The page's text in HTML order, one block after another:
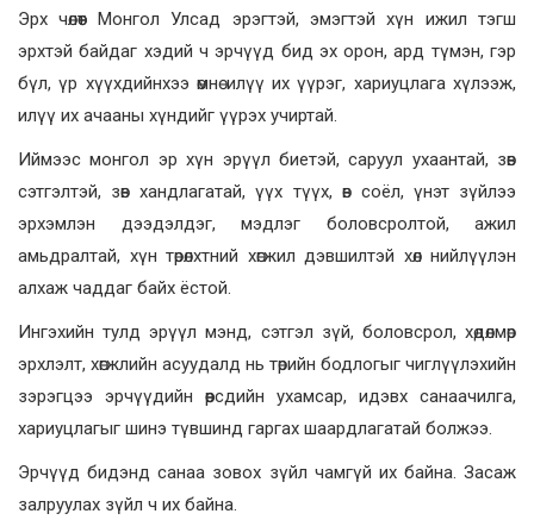
Эрх чөлөөт Монгол Улсад эрэгтэй, эмэгтэй хүн ижил тэгш
эрхтэй байдаг хэдий ч эрчүүд бид эх орон, ард түмэн, гэр
бүл, үр хүүхдийнхээ өмнө илүү их үүрэг, хариуцлага хүлээж,
илүү их ачааны хүндийг үүрэх учиртай.
Иймээс монгол эр хүн эрүүл биетэй, саруул ухаантай, зөв
сэтгэлтэй, зөв хандлагатай, үүх түүх, өв соёл, үнэт зүйлээ
эрхэмлэн дээдэлдэг, мэдлэг боловсролтой, ажил
амьдралтай, хүн төрөлхтний хөгжил дэвшилтэй хөл нийлүүлэн
алхаж чаддаг байх ёстой.
Ингэхийн тулд эрүүл мэнд, сэтгэл зүй, боловсрол, хөдөлмөр
эрхлэлт, хөгжлийн асуудалд нь төрийн бодлогыг чиглүүлэхийн
зэрэгцээ эрчүүдийн өөрсдийн ухамсар, идэвх санаачилга,
хариуцлагыг шинэ түвшинд гаргах шаардлагатай болжээ.
Эрчүүд бидэнд санаа зовох зүйл чамгүй их байна. Засаж
залруулах зүйл ч их байна.